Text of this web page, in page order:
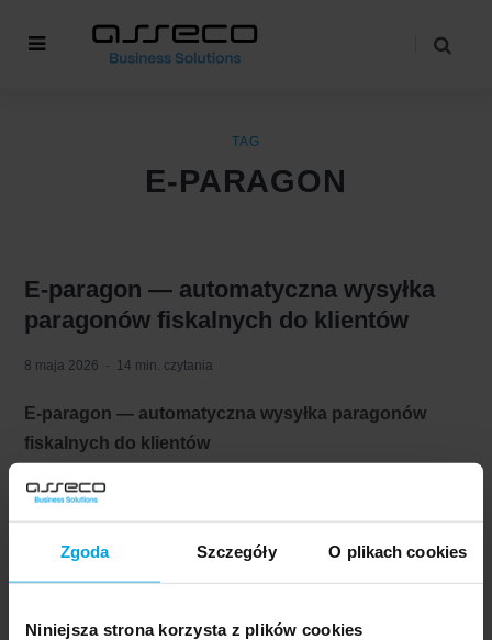
Zgoda Szczegóły O plikach cookies
Niniejsza strona korzysta z plików cookies
TAG
E-PARAGON
E-paragon — automatyczna wysyłka
paragonów fiskalnych do klientów
8 maja 2026 14 min. czytania
E-paragon — automatyczna wysyłka paragonów
fiskalnych do klientów
Klient kupuje towar, pracownik wystawia sprzedaż
pracownik odrywa paragon, wkłada do torebki. Klient
wychodzi. Paragon ląduje na dnie torebki, gubi się przy
następnych zakupach albo — w najlepszym razie